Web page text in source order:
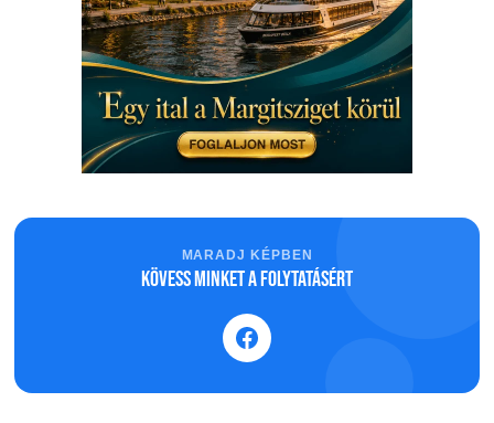
MARADJ KÉPBEN
Kövess minket a folytatásért